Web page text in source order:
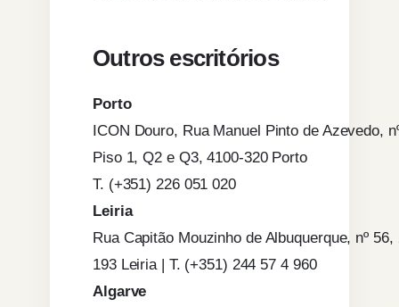
Outros escritórios
Porto
ICON Douro, Rua Manuel Pinto de Azevedo,
Piso 1, Q2 e Q3, 4100-320 Porto
T. (+351) 226 051 020
Leiria
Rua Capitão Mouzinho de Albuquerque, nº 56,
193 Leiria | T. (+351) 244 57 4 960
Algarve